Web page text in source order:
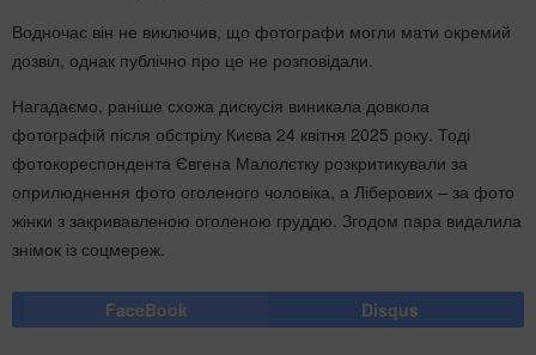
Водночас він не виключив, що фотографи могли мати окремий
дозвіл, однак публічно про це не розповідали.
Нагадаємо, раніше схожа дискусія виникала довкола
фотографій після обстрілу Києва 24 квітня 2025 року. Тоді
фотокореспондента Євгена Малолєтку розкритикували за
оприлюднення фото оголеного чоловіка, а Ліберових – за фото
жінки з закривавленою оголеною груддю. Згодом пара видалила
знімок із соцмереж.
FaceBook Disqus